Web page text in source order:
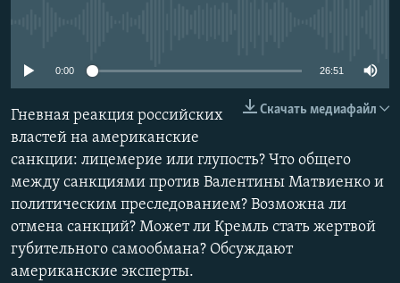
Все сайты РСЕ/РС
0:00 26:51
Скачать медиафайл
Гневная реакция российских
властей на американские
санкции: лицемерие или глупость? Что общего
между санкциями против Валентины Матвиенко и
политическим преследованием? Возможна ли
отмена санкций? Может ли Кремль стать жертвой
губительного самообмана? Обсуждают
американские эксперты.